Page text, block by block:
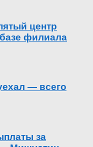
центр
филиала
— всего
за